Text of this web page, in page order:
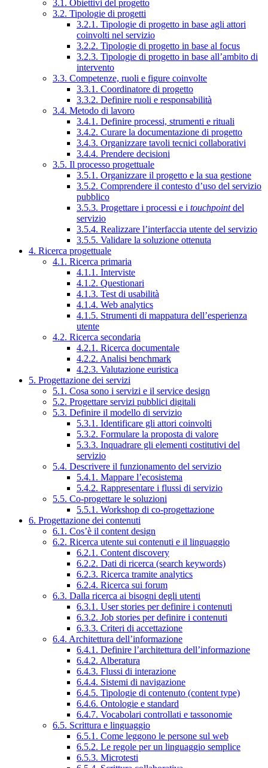
3.1. Obiettivi del progetto
3.2. Tipologie di progetti
3.2.1. Tipologie di progetto in base agli attori
coinvolti nel servizio
3.2.2. Tipologie di progetto in base al focus
3.2.3. Tipologie di progetto in base all’ambito di
intervento
3.3. Competenze, ruoli e figure coinvolte
3.3.1. Coordinatore di progetto
3.3.2. Definire ruoli e responsabilità
3.4. Metodo di lavoro
3.4.1. Definire processi, strumenti e rituali
3.4.2. Curare la documentazione di progetto
3.4.3. Organizzare tavoli tecnici collaborativi
3.4.4. Prendere decisioni
3.5. Il processo progettuale
3.5.1. Organizzare il progetto e la sua gestione
3.5.2. Comprendere il contesto d’uso del servizio
pubblico
3.5.3. Progettare i processi e i touchpointdel
servizio
3.5.4. Realizzare l’interfaccia utente del servizio
3.5.5. Validare la soluzione ottenuta
4. Ricerca progettuale
4.1. Ricerca primaria
4.1.1. Interviste
4.1.2. Questionari
4.1.3. Test di usabilità
4.1.4. Web analytics
4.1.5. Strumenti di mappatura dell’esperienza
utente
4.2. Ricerca secondaria
4.2.1. Ricerca documentale
4.2.2. Analisi benchmark
4.2.3. Valutazione euristica
5. Progettazione dei servizi
5.1. Cosa sono i servizi e il service design
5.2. Progettare servizi pubblici digitali
5.3. Definire il modello di servizio
5.3.1. Identificare gli attori coinvolti
5.3.2. Formulare la proposta di valore
5.3.3. Inquadrare gli elementi costitutivi del
servizio
5.4. Descrivere il funzionamento del servizio
5.4.1. Mappare l’ecosistema
5.4.2. Rappresentare i flussi di servizio
5.5. Co-progettare le soluzioni
5.5.1. Workshop di co-progettazione
6. Progettazione dei contenuti
6.1. Cos’è il content design
6.2. Ricerca utente sui contenuti e il linguaggio
6.2.1. Content discovery
6.2.2. Dati di ricerca (search keywords)
6.2.3. Ricerca tramite analytics
6.2.4. Ricerca sui forum
6.3. Dalla ricerca ai bisogni degli utenti
6.3.1. User stories per definire i contenuti
6.3.2. Job stories per definire i contenuti
6.3.3. Criteri di accettazione
6.4. Architettura dell’informazione
6.4.1. Definire l’architettura dell’informazione
6.4.2. Alberatura
6.4.3. Flussi di interazione
6.4.4. Sistemi di navigazione
6.4.5. Tipologie di contenuto (content type)
6.4.6. Ontologie e standard
6.4.7. Vocabolari controllati e tassonomie
6.5. Scrittura e linguaggio
6.5.1. Come leggono le persone sul web
6.5.2. Le regole per un linguaggio semplice
6.5.3. Microtesti